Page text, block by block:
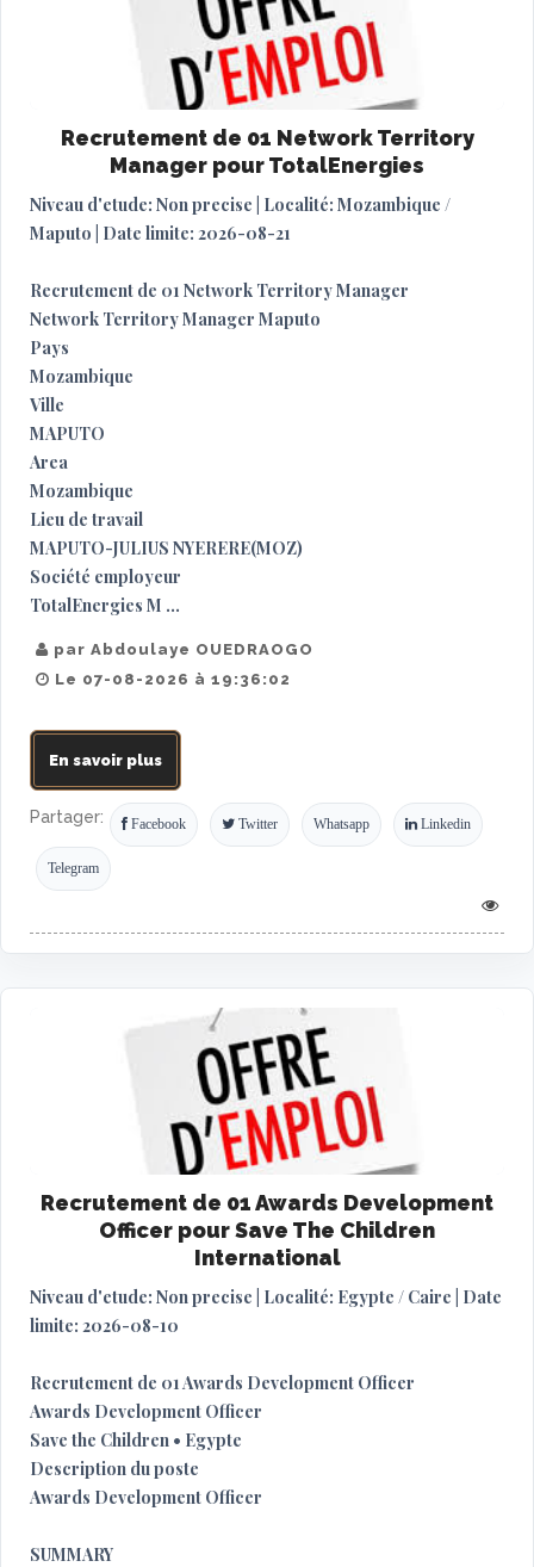
Recrutement de 01 Network Territory
Manager pour TotalEnergies
Niveau d'etude: Non precise | Localité: Mozambique /
Maputo | Date limite: 2026-08-21
Recrutement de 01 Network Territory Manager
Network Territory Manager Maputo
Pays
Mozambique
Ville
MAPUTO
Area
Mozambique
Lieu de travail
MAPUTO-JULIUS NYERERE(MOZ)
Société employeur
TotalEnergies M ...
par Abdoulaye OUEDRAOGO
Le 07-08-2026 à 19:36:02
En savoir plus
Partager: Facebook Twitter Whatsapp Linkedin
Telegram
Recrutement de 01 Awards Development
Officer pour Save The Children
International
Niveau d'etude: Non precise | Localité: Egypte / Caire | Date
limite: 2026-08-10
Recrutement de 01 Awards Development Officer
Awards Development Officer
Save the Children • Egypte
Description du poste
Awards Development Officer
SUMMARY